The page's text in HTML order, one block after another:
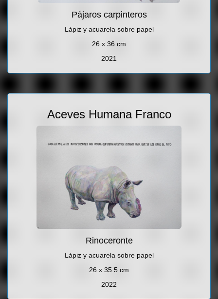
Pájaros carpinteros
Lápiz y acuarela sobre papel
26 x 36 cm
2021
Aceves Humana Franco
Rinoceronte
Lápiz y acuarela sobre papel
26 x 35.5 cm
2022